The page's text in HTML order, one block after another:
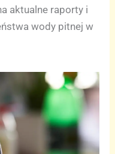
aktualne raporty i
wody pitnej w